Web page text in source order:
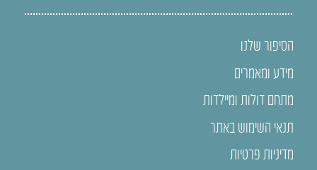
הסיפור שלנו
מידע ומאמרים
מתחם דולות ומיילדות
תנאי השימוש באתר
מדיניות פרטיות